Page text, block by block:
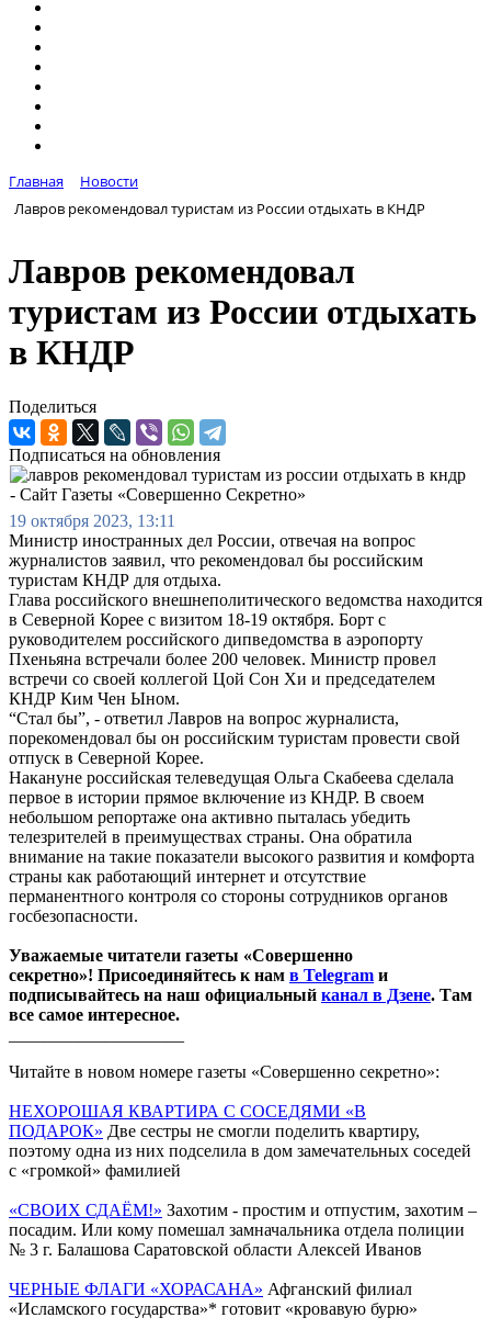
Главная
Новости
Лавров рекомендовал туристам из России отдыхать в КНДР
Лавров рекомендовал
туристам из России отдыхать
в КНДР
Поделиться
Подписаться на обновления
19 октября 2023, 13:11
Министр иностранных дел России, отвечая на вопрос
журналистов заявил, что рекомендовал бы российским
туристам КНДР для отдыха.
Глава российского внешнеполитического ведомства находится
в Северной Корее с визитом 18-19 октября. Борт с
руководителем российского дипведомства в аэропорту
Пхеньяна встречали более 200 человек. Министр провел
встречи со своей коллегой Цой Сон Хи и председателем
КНДР Ким Чен Ыном.
“Стал бы”, - ответил Лавров на вопрос журналиста,
порекомендовал бы он российским туристам провести свой
отпуск в Северной Корее.
Накануне российская телеведущая Ольга Скабеева сделала
первое в истории прямое включение из КНДР. В своем
небольшом репортаже она активно пыталась убедить
телезрителей в преимуществах страны. Она обратила
внимание на такие показатели высокого развития и комфорта
страны как работающий интернет и отсутствие
перманентного контроля со стороны сотрудников органов
госбезопасности.
Уважаемые читатели газеты «Совершенно
секретно»! Присоединяйтесь к нам в Telegram и
подписывайтесь на наш официальный канал в Дзене. Там
все самое интересное.
Читайте в новом номере газеты «Совершенно секретно»:
НЕХОРОШАЯ КВАРТИРА С СОСЕДЯМИ «В
ПОДАРОК» Две сестры не смогли поделить квартиру,
поэтому одна из них подселила в дом замечательных соседей
с «громкой» фамилией
«СВОИХ СДАЁМ!» Захотим - простим и отпустим, захотим –
посадим. Или кому помешал замначальника отдела полиции
№ 3 г. Балашова Саратовской области Алексей Иванов
ЧЕРНЫЕ ФЛАГИ «ХОРАСАНА» Афганский филиал
«Исламского государства»* готовит «кровавую бурю»